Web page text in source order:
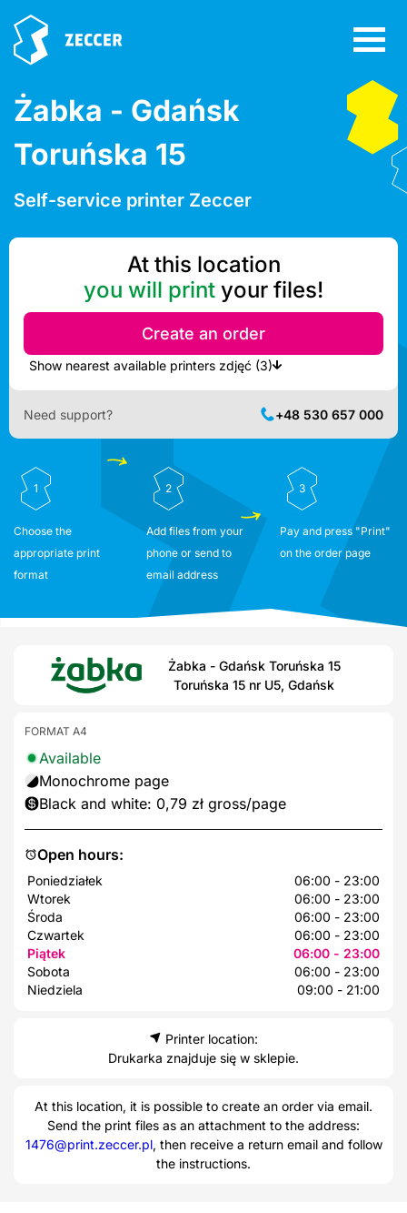
Żabka - Gdańsk
Toruńska 15
Self-service printer Zeccer
At this location
you will print your files!
Create an order
Show nearest available printers zdjęć (3)
Need support? +48 530 657 000
1
Choose the
appropriate print
format
2
Add files from your
phone or send to
email address
3
Pay and press "Print"
on the order page
Żabka - Gdańsk Toruńska 15
Toruńska 15 nr U5, Gdańsk
Open hours:
Poniedziałek
06:00 - 23:00
Wtorek
06:00 - 23:00
Środa
06:00 - 23:00
Czwartek
06:00 - 23:00
Piątek
06:00 - 23:00
Sobota
06:00 - 23:00
Niedziela
09:00 - 21:00
FORMAT A4
Available
Monochrome page
Black and white: 0,79 zł gross/page
Printer location:
Drukarka znajduje się w sklepie.
At this location, it is possible to create an order via email.
Send the print files as an attachment to the address:
1476@print.zeccer.pl, then receive a return email and follow
the instructions.